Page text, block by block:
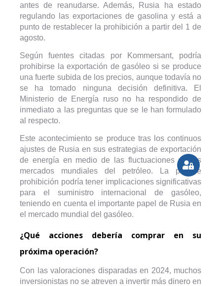
antes de reanudarse. Además, Rusia ha estado
regulando las exportaciones de gasolina y está a
punto de restablecer la prohibición a partir del 1 de
agosto.
Según fuentes citadas por Kommersant, podría
prohibirse la exportación de gasóleo si se produce
una fuerte subida de los precios, aunque todavía no
se ha tomado ninguna decisión definitiva. El
Ministerio de Energía ruso no ha respondido de
inmediato a las preguntas que se le han formulado
al respecto.
Este acontecimiento se produce tras los continuos
ajustes de Rusia en sus estrategias de exportación
de energía en medio de las fluctuaciones de los
mercados mundiales del petróleo. La posible
prohibición podría tener implicaciones significativas
para el suministro internacional de gasóleo,
teniendo en cuenta el importante papel de Rusia en
el mercado mundial del gasóleo.
¿Qué acciones debería comprar en su
próxima operación?
Con las valoraciones disparadas en 2024, muchos
inversionistas no se atreven a invertir más dinero en